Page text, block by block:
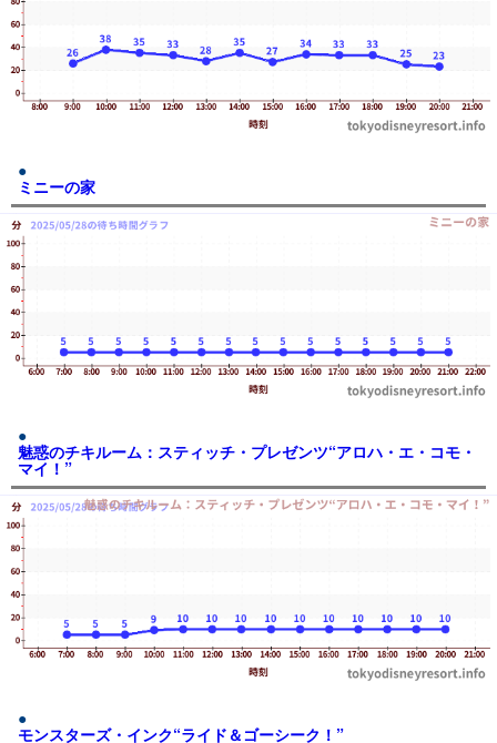
ミニーの家
魅惑のチキルーム：スティッチ・プレゼンツ“アロハ・エ・コモ・
マイ！”
モンスターズ・インク“ライド＆ゴーシーク！”